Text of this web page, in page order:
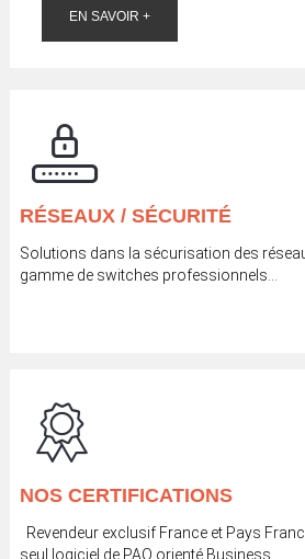
EN SAVOIR +
RÉSEAUX / SÉCURITÉ
Solutions dans la sécurisation des
gamme de switches professionnels…
NOS CERTIFICATIONS
Revendeur exclusif France et Pays
seul logiciel de PAO orienté Business...